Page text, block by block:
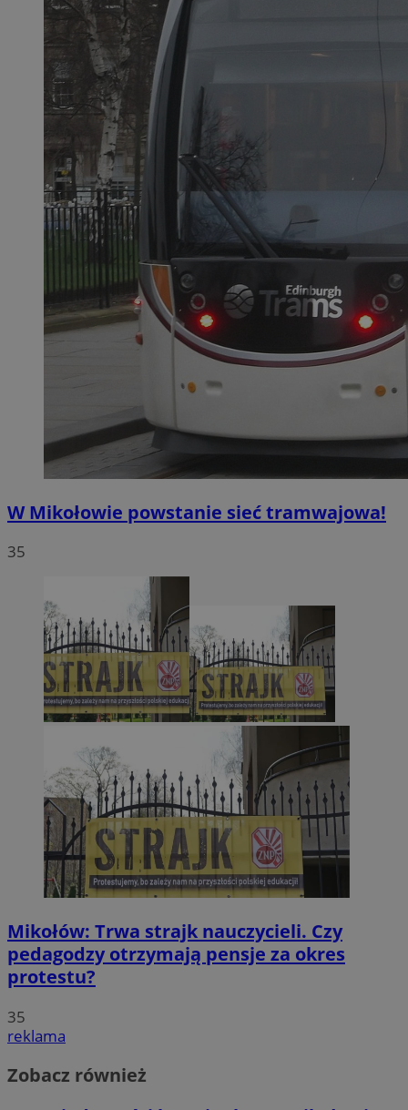
W Mikołowie powstanie sieć tramwajowa!
35
Mikołów: Trwa strajk nauczycieli. Czy
pedagodzy otrzymają pensje za okres
protestu?
35
reklama
Zobacz również